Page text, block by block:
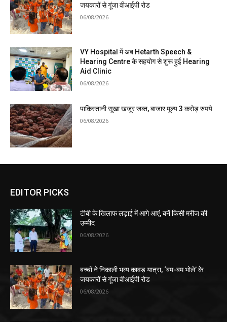
जयकारों से गूंजा वीआईपी रोड
06/08/2026
VY Hospital में अब Hetarth Speech &
Hearing Centre के सहयोग से शुरू हुई Hearing
Aid Clinic
06/08/2026
पाकिस्तानी सूखा खजूर जब्त, बाजार मूल्य 3 करोड़ रुपये
06/08/2026
EDITOR PICKS
टीबी के खिलाफ लड़ाई में आगे आएं, बनें किसी मरीज की
उम्मीद
06/08/2026
बच्चों ने निकाली भव्य कावड़ यात्रा, ‘बम-बम भोले’ के
जयकारों से गूंजा वीआईपी रोड
06/08/2026